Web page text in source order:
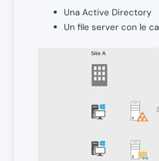
Una Active Directory
Un file server con le